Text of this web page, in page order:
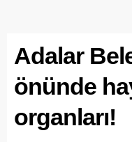
Adalar
önünde
organları!